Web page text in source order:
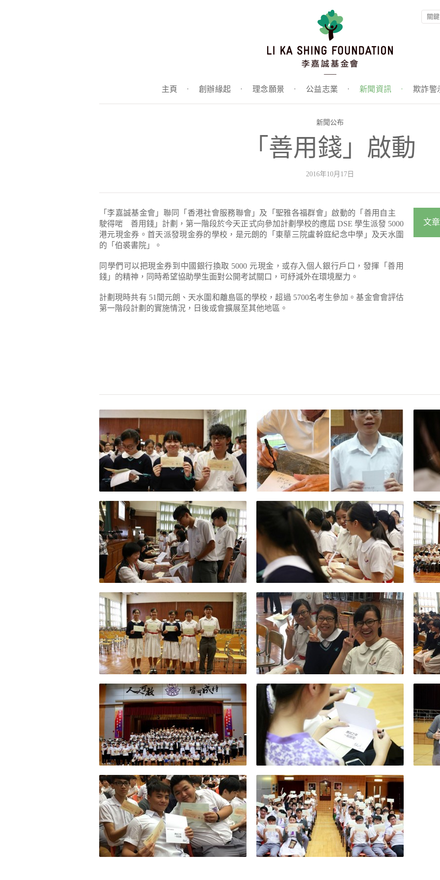
主頁 · 創辦緣起 · 理念願景 · 公益志業 · 新聞資訊 · 欺詐警
新聞公布
「善用錢」啟動
2016年10月17日
「李嘉誠基金會」聯同「香港社會服務聯會」及「聖雅各福群會」啟動的「善用自主
駛得啱 善用錢」計劃，第一階段於今天正式向參加計劃學校的應屆 DSE 學生派發 5000
港元現金券。首天派發現金券的學校，是元朗的「東華三院盧幹庭紀念中學」及天水圍
的「伯裘書院」。
同學們可以把現金券到中國銀行換取 5000 元現金，或存入個人銀行戶口，發揮「善用
錢」的精神，同時希望協助學生面對公開考試關口，可紓減外在環境壓力。
計劃現時共有 51間元朗、天水圍和離島區的學校，超過 5700名考生參加。基金會會評估
第一階段計劃的實施情況，日後或會擴展至其他地區。
文